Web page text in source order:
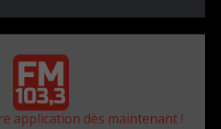
application dès maintenant !